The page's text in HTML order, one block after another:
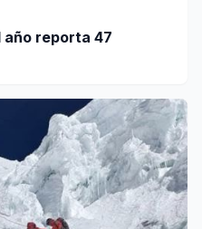
año reporta 47